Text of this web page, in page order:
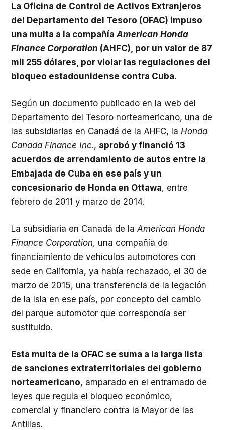
La Oficina de Control de Activos Extranjeros
del Departamento del Tesoro (OFAC) impuso
una multa a la compañía American Honda
Finance Corporation (AHFC), por un valor de 87
mil 255 dólares, por violar las regulaciones del
bloqueo estadounidense contra Cuba.
Según un documento publicado en la web del
Departamento del Tesoro norteamericano, una de
las subsidiarias en Canadá de la AHFC, la Honda
Canada Finance Inc., aprobó y financió 13
acuerdos de arrendamiento de autos entre la
Embajada de Cuba en ese país y un
concesionario de Honda en Ottawa, entre
febrero de 2011 y marzo de 2014.
La subsidiaria en Canadá de la American Honda
Finance Corporation, una compañía de
financiamiento de vehículos automotores con
sede en California, ya había rechazado, el 30 de
marzo de 2015, una transferencia de la legación
de la Isla en ese país, por concepto del cambio
del parque automotor que correspondía ser
sustituido.
Esta multa de la OFAC se suma a la larga lista
de sanciones extraterritoriales del gobierno
norteamericano, amparado en el entramado de
leyes que regula el bloqueo económico,
comercial y financiero contra la Mayor de las
Antillas.